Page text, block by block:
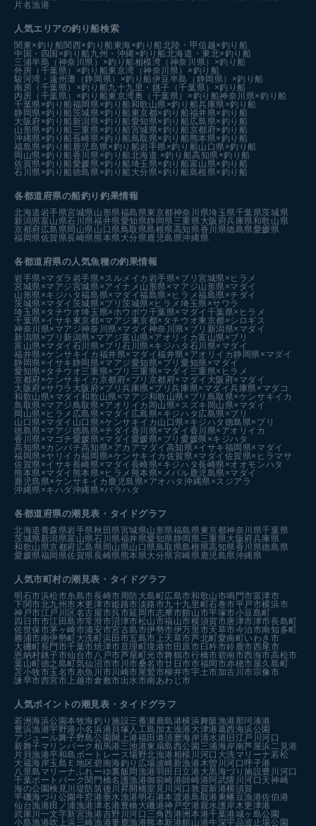
片名漁港
人気エリアの釣り船検索
関東×釣り船関西×釣り船 東海×釣り船北陸・甲信越×釣り船
中国・四国×釣り船 九州・沖縄×釣り船北海道・東北×釣り船
三浦半島（神奈川県）×釣り船相模湾（神奈川県）×釣り船
外房（千葉県）×釣り船東京湾（神奈川県）×釣り船
駿河湾・遠州灘（静岡県）×釣り船伊豆半島（静岡県）×釣り船
南房（千葉県）×釣り船九十九里・銚子（千葉県）×釣り船
内房（千葉県）×釣り船東京湾奥（千葉県）×釣り船神奈川県×釣り船
千葉県×釣り船福岡県×釣り船和歌山県×釣り船兵庫県×釣り船
静岡県×釣り船茨城県×釣り船 東京都×釣り船福井県×釣り船
大阪府×釣り船 新潟県×釣り船愛知県×釣り船 広島県×釣り船
山形県×釣り船 三重県×釣り船宮城県×釣り船京都府×釣り船
沖縄県×釣り船長崎県×釣り船鳥取県×釣り船 熊本県×釣り船
福島県×釣り船 鹿児島県×釣り船岩手県×釣り船山口県×釣り船
岡山県×釣り船香川県×釣り船北海道 ×釣り船高知県×釣り船
佐賀県×釣り船愛媛県×釣り船埼玉県×釣り船富山県×釣り船
石川県×釣り船徳島県×釣り船 大分県×釣り船島根県×釣り船
各都道府県の船釣り釣果情報
北海道岩手県宮城県山形県福島県東京都神奈川県埼玉県千葉県茨城県
新潟県富山県石川県福井県愛知県静岡県三重県大阪府兵庫県和歌山県
京都府広島県岡山県山口県鳥取県島根県高知県香川県徳島県愛媛県
福岡県佐賀県長崎県熊本県大分県鹿児島県沖縄県
各都道府県の人気魚種の釣果情報
岩手県×マダラ 岩手県×スルメイカ 岩手県×ブリ宮城県×ヒラメ
宮城県×マアジ宮城県×アイナメ 山形県×マアジ山形県×マダイ
山形県×キジハタ福島県×マダイ福島県×ヒラメ福島県×チダイ
茨城県×マダイ 茨城県×ブリ茨城県×ヒラメ埼玉県×サワラ
埼玉県×タチウオ埼玉県×ホウボウ 千葉県×マダイ 千葉県×ヒラメ
千葉県×イサキ 東京都×マアジ 東京都×タチウオ東京都×シロギス
神奈川県×マアジ神奈川県×マダイ 神奈川県×ブリ 新潟県×マダイ
新潟県×ブリ 新潟県×マアジ富山県×アオリイカ富山県×ブリ
富山県×マダイ 石川県×ブリ石川県×キジハタ 石川県×マダイ
福井県×ケンサキイカ 福井県×マダイ福井県×アオリイカ 静岡県×マダイ
静岡県×イサキ 静岡県×マアジ愛知県×ブリ愛知県×マダイ
愛知県×タチウオ三重県×ブリ 三重県×マダイ 三重県×ヒラメ
京都府×ケンサキイカ 京都府×ブリ 京都府×マダイ 大阪府×マダイ
大阪府×サワラ 大阪府×ブリ兵庫県×ブリ兵庫県×マダイ兵庫県×マダコ
和歌山県×マダイ和歌山県×マアジ和歌山県×ブリ 鳥取県×ケンサキイカ
鳥取県×マアジ鳥取県×アオリイカ 岡山県×スズキ 岡山県×マダイ
岡山県×ヒラメ 広島県×マダイ 広島県×キジハタ 広島県×ブリ
山口県×マダイ 山口県×ケンサキイカ 山口県×キジハタ 徳島県×ブリ
徳島県×マアジ徳島県×チダイ 香川県×マダイ 香川県×アオリイカ
香川県×マゴチ愛媛県×マダイ 愛媛県×ブリ愛媛県×キジハタ
高知県×カンパチ高知県×アカアマダイ 高知県×イサキ福岡県×マダイ
福岡県×ヤリイカ福岡県×ケンサキイカ 佐賀県×マダイ 佐賀県×ヒラマサ
佐賀県×イサキ長崎県×マダイ 長崎県×キジハタ長崎県×オオモンハタ
熊本県×マダイ 熊本県×ヒラメ 熊本県×メバル鹿児島県×マダイ
鹿児島県×ケンサキイカ 鹿児島県×アオハタ沖縄県×スジアラ
沖縄県×キハダ沖縄県×バラハタ
各都道府県の潮見表 ・タイドグラフ
北海道青森県岩手県秋田県宮城県山形県福島県東京都神奈川県千葉県
茨城県新潟県富山県石川県福井県愛知県静岡県三重県大阪府兵庫県
和歌山県京都府広島県 岡山県山口県鳥取県島根県高知県香川県徳島県
愛媛県福岡県佐賀県長崎県熊本県大分県宮崎県鹿児島県沖縄県
人気市町村の潮見表・タイドグラフ
明石市浜松市糸島市長崎市周防大島町広島市和歌山市鳴門市富津市
下関市北九州市木更津市姫路市淡路市九十九里町石巻市平戸市横浜市
神戸市江戸川区 名古屋市呉市延岡市志摩市館山市平塚市小豆島町
四日市市江田島市常滑市沼津市松山市福山市横須賀市唐津市津市長島町
佐世保市茅ヶ崎市浦安市宮古島市伊勢市伊万里市天草市今治市南知多町
勝浦市南伊勢町大洗町浜田市五島市 上天草市芦北町愛南町いわき市
大磯町長門市千葉市焼津市亘理町境港市 田原市 臼杵市鈴鹿市西尾市
恩納村銚子市仙台市八戸市芦屋町光市舞鶴市行橋市碧南市西海市高松市
葉山町徳之島町気仙沼市市川市桑名市廿日市市福岡市赤穂市屋久島町
苫小牧市玉名市糸魚川市川崎市尾鷲市柳井市宇土市加古川市宗像市
諫早市西宮市 上越市倉敷市出水市南あわじ市
人気ポイントの潮見表・タイドグラフ
若洲海浜公園本牧海釣り施設三番瀬 鹿島港横浜舞阪漁港 那珂湊港
豊浜漁港宇野港小名浜港 貝塚人工島 加太漁港 大津港葛西海浜公園
アジュール舞子野島公園 閖上港福田港須磨海岸清水港 旧江戸川河口
新舞子マリンパーク 相馬港 三池港東扇島西公園 三浦海岸南芦屋浜二見港
片貝漁港平和島ボートレース場野北漁港相模川河口 大洗マリーナ若松
大蔵海岸玉島Ｅ地区 碧南海釣り広場波崎新漁港木曽川河口 呼子港
八景島マリーナふれーゆ裏飯岡漁港羽田 日立港 大黒海づり施設豊川河口
千葉ポートパーク 関門橋名護漁港御前崎港師崎港 阿武隈川河口 天神崎
海の公園検見川堤防筑後川昇開橋室見川河口敦賀新港横須賀
平磯海づり公園 牛窓港垂水漁港 明石港本渡港鳥取港 東幡豆漁港佐伯港
仙台漁港 田ノ浦漁港津名港 豊橋 大磯港神戸空港親水護岸木更津港
武庫川一文字新宮漁港吉野川河口 三角西港洲本港千葉港城ヶ島公園
小島漁港吹上浜三崎漁港妻鹿漁港熊本新港館山港牛深宇品波止場公園